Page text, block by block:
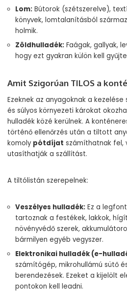
Lom: Bútorok (szétszerelve),
könyvek, lomtalanításból
holmik.
Zöldhulladék: Faágak, gallyak,
hogy ezt gyakran külön kell
Amit Szigorúan TILOS a
Ezeknek az anyagoknak a
és súlyos környezeti károkat
hulladék közé kerülnek. A
történő ellenőrzés után a tiltott
komoly pótdíjat számíthatnak fel,
utasíthatják a szállítást.
A tiltólistán szerepelnek:
Veszélyes hulladék: Ez a
tartoznak a festékek, lakkok,
növényvédő szerek,
bármilyen egyéb vegyszer.
Elektronikai hulladék (e-
számítógép, mikrohullámú sütő
berendezések. Ezeket a kijelölt
pontokon kell leadni.